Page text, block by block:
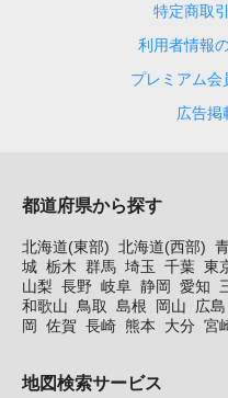
特定商取
利用者情報
プレミアム会
広告掲
都道府県から探す
北海道(東部) 北海道(西部)
城 栃木 群馬 埼玉 千葉 東
山梨 長野 岐阜 静岡 愛知
和歌山
鳥取 島根 岡山 広島
岡 佐賀 長崎 熊本 大分 宮
地図検索サービス